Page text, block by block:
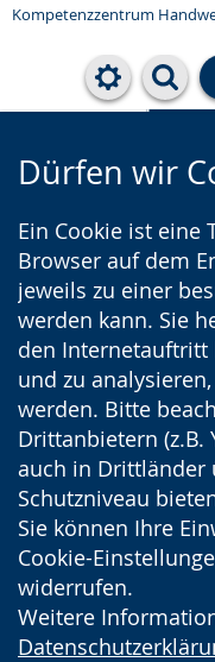
Kompetenzzentrum
Dürfen wir
Ein Cookie ist eine
Browser auf dem
jeweils zu einer
werden kann. Sie
den
und zu
werden. Bitte
Drittanbietern (z.B.
auch in Drittländer
Schutzniveau
Sie können Ihre
Cookie-
widerrufen.
Weitere